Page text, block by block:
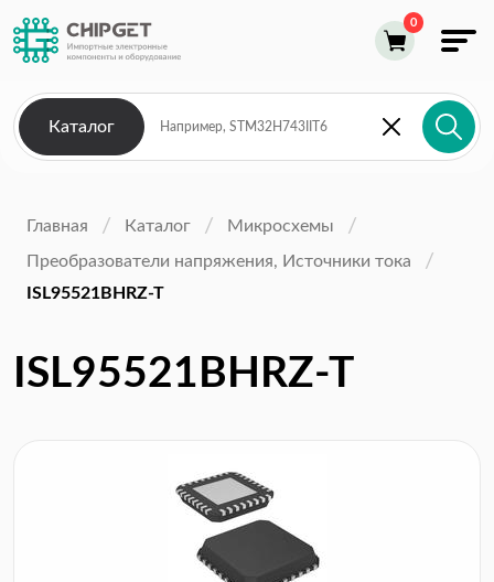
Каталог
Главная Каталог
Микросхемы
Преобразователи напряжения, Источники тока
ISL95521BHRZ-T
ISL95521BHRZ-T